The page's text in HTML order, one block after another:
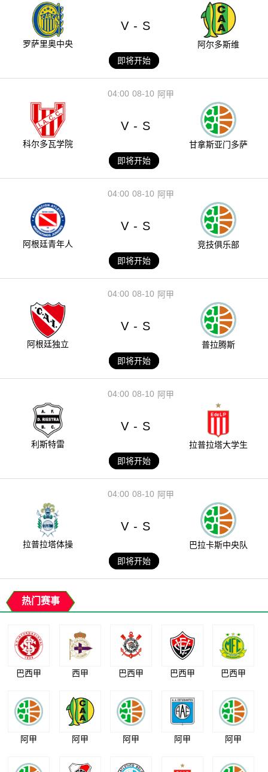
罗萨里奥中央
V - S
阿尔多斯维
即将开始
08-10
04:00 阿甲
科尔多瓦学院
V - S
甘拿斯亚门多萨
即将开始
08-10
04:00 阿甲
阿根廷青年人
V - S
竞技俱乐部
即将开始
08-10
04:00 阿甲
阿根廷独立
V - S
普拉腾斯
即将开始
08-10
04:00 阿甲
利斯特雷
V - S
拉普拉塔大学生
即将开始
08-10
04:00 阿甲
拉普拉塔体操
V - S
巴拉卡斯中央队
即将开始
热门赛事
巴西甲 西甲 巴西甲 巴西甲 巴西甲
阿甲 阿甲 阿甲 阿甲 阿甲